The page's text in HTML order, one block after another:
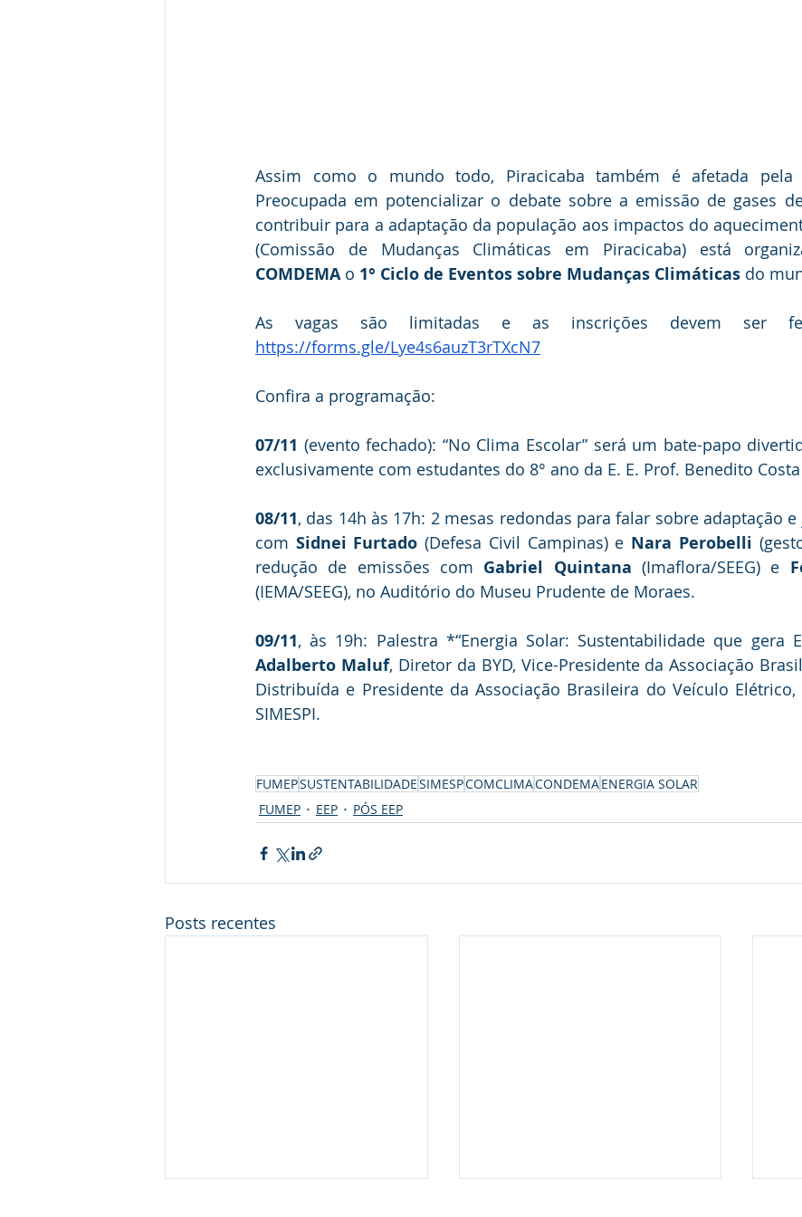
Assim como o mundo todo, Piracicaba também é afetada pela
Preocupada em potencializar o debate sobre a emissão de gases
contribuir para a adaptação da população aos impactos do
COMDEMA o 1° Ciclo de Eventos sobre Mudanças Climáticas do
https://forms.gle/Lye4s6auzT3rTXcN7
Confira a programação:
07/11 (evento fechado): “No Clima Escolar” será um bate-papo
exclusivamente com estudantes do 8° ano da E. E. Prof. Benedito
08/11, das 14h às 17h: 2 mesas redondas para falar sobre adaptação
com Sidnei Furtado (Defesa Civil Campinas) e Nara Perobelli
redução de emissões com Gabriel Quintana (Imaflora/SEEG) e
(IEMA/SEEG), no Auditório do Museu Prudente de Moraes.
09/11
Adalberto Maluf, Diretor da BYD, Vice-Presidente da Associação
Distribuída e Presidente da Associação Brasileira do Veículo
SIMESPI.
FUMEPSUSTENTABILIDADESIMESPCOMCLIMACONDEMAENERGIA SOLAR
FUMEP
EEP PÓS EEP
Posts recentes